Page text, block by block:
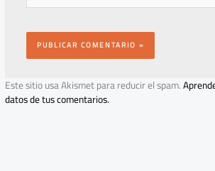
Este sitio usa Akismet para reducir el spam.
datos de tus comentarios.